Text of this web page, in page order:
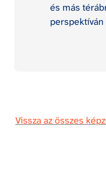
és más
Vissza az összes